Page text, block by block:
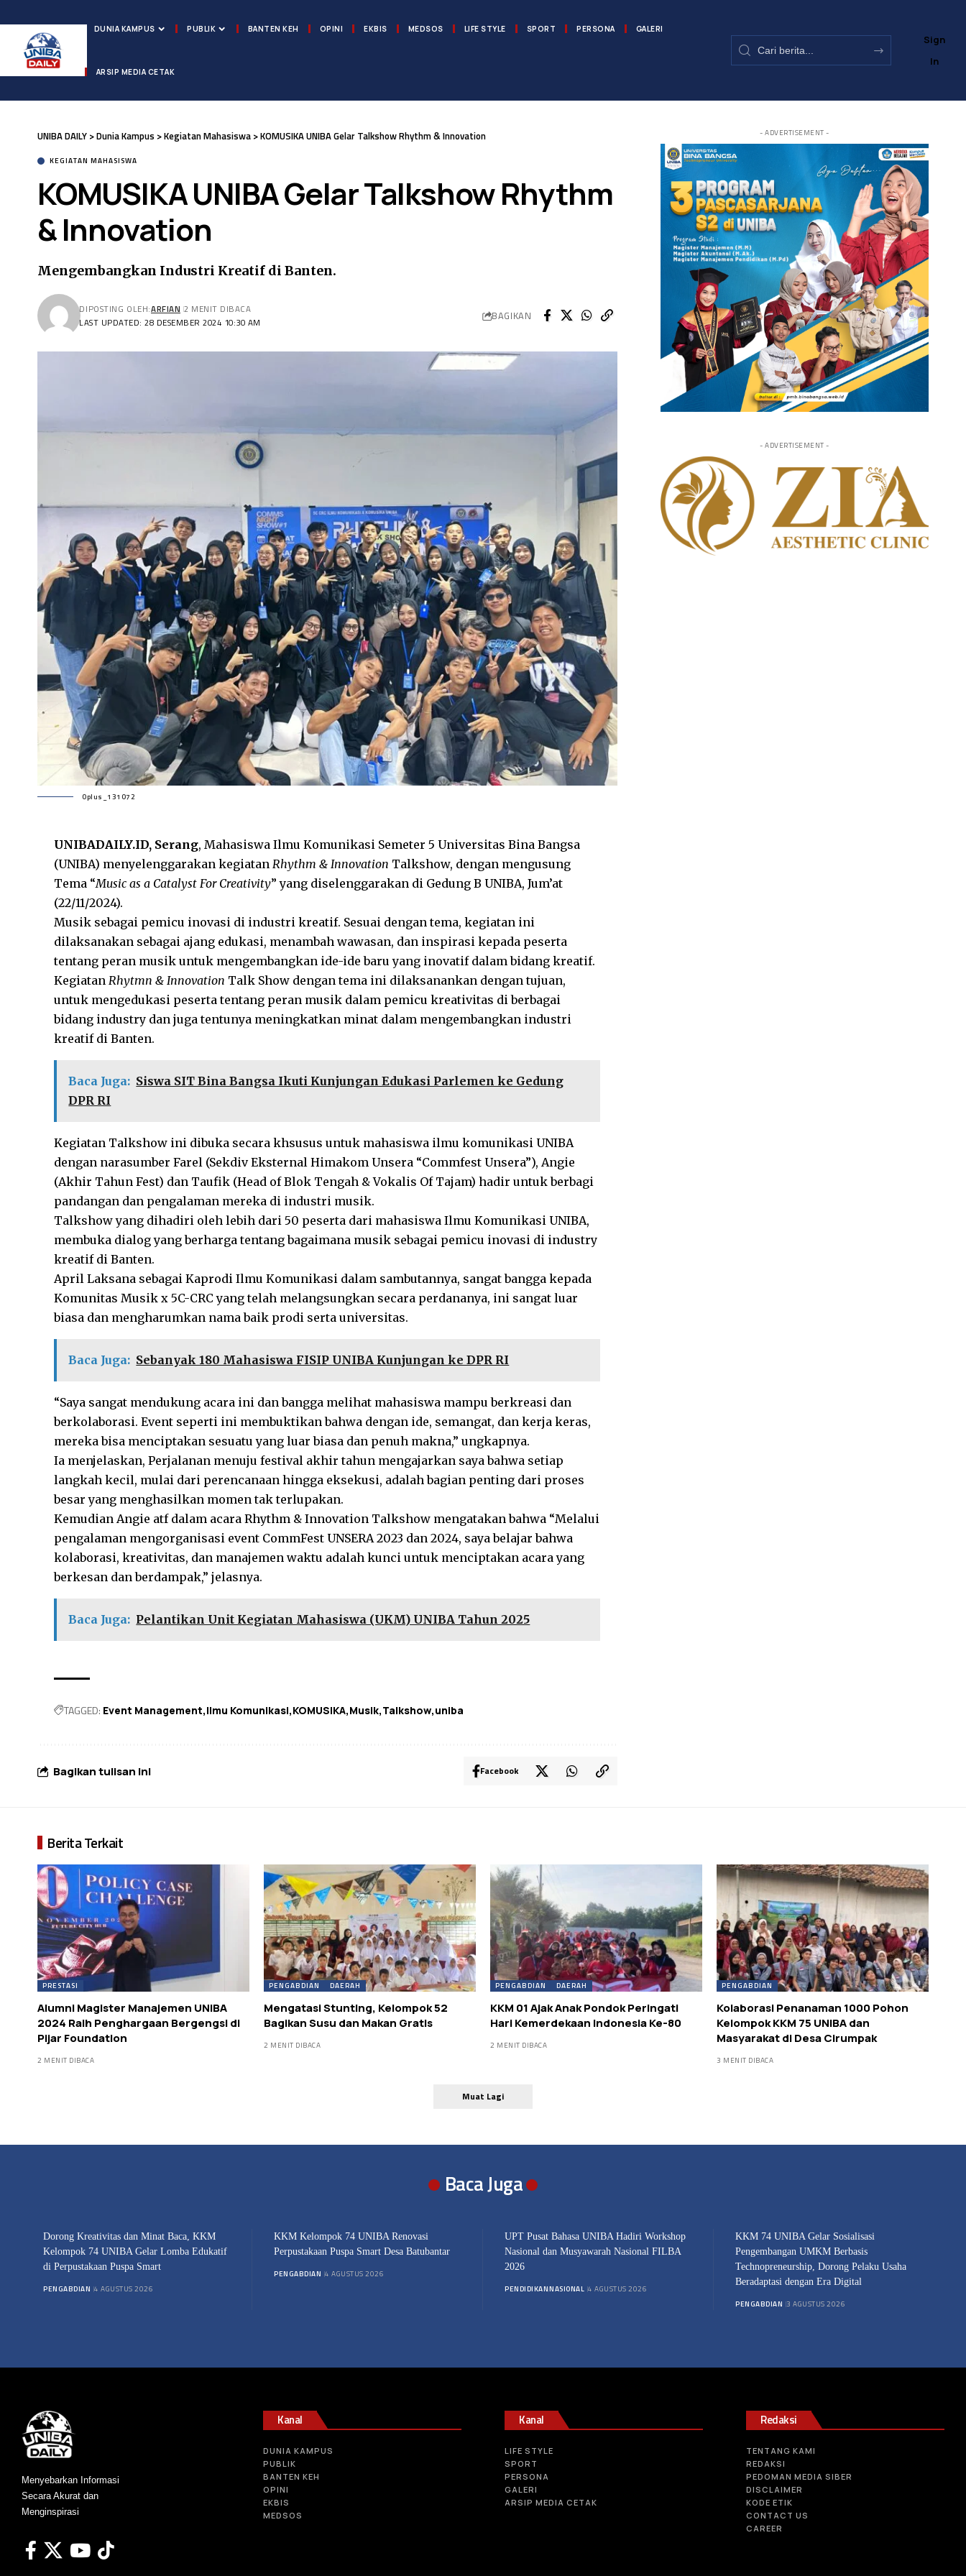
DUNIA KAMPUS PUBLIK BANTEN KEH OPINI EKBIS MEDSOS LIFE STYLE SPORT PERSONA GALERI
ARSIP MEDIA CETAK
Sign
In
UNIBA DAILY >Dunia Kampus >Kegiatan Mahasiswa >KOMUSIKA UNIBA Gelar Talkshow Rhythm & Innovation
KEGIATAN MAHASISWA
KOMUSIKA UNIBA Gelar Talkshow Rhythm
& Innovation
Mengembangkan Industri Kreatif di Banten.
LAST UPDATED: 28 DESEMBER 2024 10:30 AM
DIPOSTING OLEH:ARFIAN 2 MENIT DIBACA BAGIKAN
Oplus_131072
UNIBADAILY.ID, Serang, Mahasiswa Ilmu Komunikasi Semeter 5 Universitas Bina Bangsa
(UNIBA) menyelenggarakan kegiatanRhythm & Innovation Talkshow, dengan mengusung
Tema “Music as a Catalyst For Creativity” yang diselenggarakan di Gedung B UNIBA, Jum’at
(22/11/2024).
Musik sebagai pemicu inovasi di industri kreatif. Sesuai dengan tema, kegiatan ini
dilaksanakan sebagai ajang edukasi, menambah wawasan, dan inspirasi kepada peserta
tentang peran musik untuk mengembangkan ide-ide baru yang inovatif dalam bidang kreatif.
KegiatanRhytmn & Innovation Talk Show dengan tema ini dilaksanankan dengan tujuan,
untuk mengedukasi peserta tentang peran musik dalam pemicu kreativitas di berbagai
bidang industry dan juga tentunya meningkatkan minat dalam mengembangkan industri
kreatif di Banten.
Baca Juga: Siswa SIT Bina Bangsa Ikuti Kunjungan Edukasi Parlemen ke Gedung
DPR RI
Kegiatan Talkshow ini dibuka secara khsusus untuk mahasiswa ilmu komunikasi UNIBA
dengan narasumber Farel (Sekdiv Eksternal Himakom Unsera “Commfest Unsera”), Angie
(Akhir Tahun Fest) dan Taufik (Head of Blok Tengah & Vokalis Of Tajam) hadir untuk berbagi
pandangan dan pengalaman mereka di industri musik.
Talkshow yang dihadiri oleh lebih dari 50 peserta dari mahasiswa Ilmu Komunikasi UNIBA,
membuka dialog yang berharga tentang bagaimana musik sebagai pemicu inovasi di industry
kreatif di Banten.
April Laksana sebagai Kaprodi Ilmu Komunikasi dalam sambutannya, sangat bangga kepada
Komunitas Musik x 5C-CRC yang telah melangsungkan secara perdananya, ini sangat luar
biasa dan mengharumkan nama baik prodi serta universitas.
Baca Juga: Sebanyak 180 Mahasiswa FISIP UNIBA Kunjungan ke DPR RI
“Saya sangat mendukung acara ini dan bangga melihat mahasiswa mampu berkreasi dan
berkolaborasi. Event seperti ini membuktikan bahwa dengan ide, semangat, dan kerja keras,
mereka bisa menciptakan sesuatu yang luar biasa dan penuh makna,” ungkapnya.
Ia menjelaskan, Perjalanan menuju festival akhir tahun mengajarkan saya bahwa setiap
langkah kecil, mulai dari perencanaan hingga eksekusi, adalah bagian penting dari proses
besar yang menghasilkan momen tak terlupakan.
Kemudian Angie atf dalam acara Rhythm & Innovation Talkshow mengatakan bahwa “Melalui
pengalaman mengorganisasi event CommFest UNSERA 2023 dan 2024, saya belajar bahwa
kolaborasi, kreativitas, dan manajemen waktu adalah kunci untuk menciptakan acara yang
berkesan dan berdampak,” jelasnya.
Baca Juga: Pelantikan Unit Kegiatan Mahasiswa (UKM) UNIBA Tahun 2025
TAGGED: Event Management Ilmu Komunikasi KOMUSIKA Musik Talkshow uniba
Bagikan tulisan ini Facebook
- ADVERTISEMENT -
- ADVERTISEMENT -
Berita Terkait
PRESTASI
Alumni Magister Manajemen UNIBA
2024 Raih Penghargaan Bergengsi di
Pijar Foundation
2 MENIT DIBACA
PENGABDIAN DAERAH
Mengatasi Stunting, Kelompok 52
Bagikan Susu dan Makan Gratis
2 MENIT DIBACA
PENGABDIAN DAERAH
KKM 01 Ajak Anak Pondok Peringati
Hari Kemerdekaan Indonesia Ke-80
2 MENIT DIBACA
PENGABDIAN
Kolaborasi Penanaman 1000 Pohon
Kelompok KKM 75 UNIBA dan
Masyarakat di Desa Cirumpak
3 MENIT DIBACA
Muat Lagi
Baca Juga
Dorong Kreativitas dan Minat Baca, KKM
Kelompok 74 UNIBA Gelar Lomba Edukatif
di Perpustakaan Puspa Smart
PENGABDIAN 4 AGUSTUS 2026
KKM Kelompok 74 UNIBA Renovasi
Perpustakaan Puspa Smart Desa Batubantar
PENGABDIAN 4 AGUSTUS 2026
UPT Pusat Bahasa UNIBA Hadiri Workshop
Nasional dan Musyawarah Nasional FILBA
2026
PENDIDIKANNASIONAL 4 AGUSTUS 2026
KKM 74 UNIBA Gelar Sosialisasi
Pengembangan UMKM Berbasis
Technopreneurship, Dorong Pelaku Usaha
Beradaptasi dengan Era Digital
PENGABDIAN 3 AGUSTUS 2026
Menyebarkan Informasi
Secara Akurat dan
Menginspirasi
Kanal
DUNIA KAMPUS
PUBLIK
BANTEN KEH
OPINI
EKBIS
MEDSOS
Kanal
LIFE STYLE
SPORT
PERSONA
GALERI
ARSIP MEDIA CETAK
Redaksi
TENTANG KAMI
REDAKSI
PEDOMAN MEDIA SIBER
DISCLAIMER
KODE ETIK
CONTACT US
CAREER